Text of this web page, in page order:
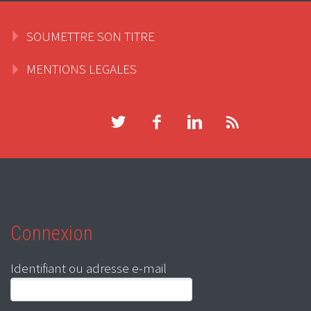
SOUMETTRE SON TITRE
MENTIONS LEGALES
Connexion
Identifiant ou adresse e-mail